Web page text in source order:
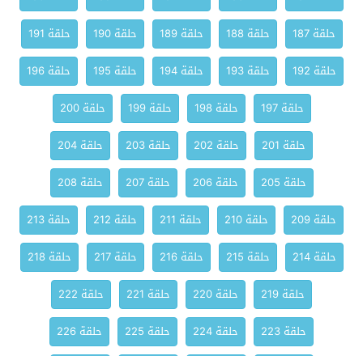
حلقة 187
حلقة 188 حلقة 189 حلقة 190
حلقة 191
حلقة 192
حلقة 193 حلقة 194 حلقة 195
حلقة 196
حلقة 197
حلقة 198 حلقة 199
حلقة 200
حلقة 201
حلقة 202 حلقة 203
حلقة 204
حلقة 205
حلقة 206 حلقة 207
حلقة 208
حلقة 209
حلقة 210 حلقة 211 حلقة 212
حلقة 213
حلقة 214
حلقة 215 حلقة 216 حلقة 217
حلقة 218
حلقة 219
حلقة 220 حلقة 221
حلقة 222
حلقة 223
حلقة 224 حلقة 225
حلقة 226